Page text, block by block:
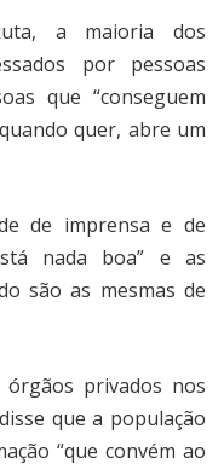
a maioria dos
por pessoas
que “conseguem
quer, abre um
de imprensa e de
nada boa” e as
são as mesmas de
privados nos
que a população
“que convém ao